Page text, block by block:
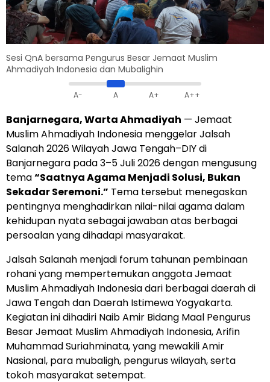
Sesi QnA bersama Pengurus Besar Jemaat Muslim
Ahmadiyah Indonesia dan Mubalighin
A- A A+ A++
Banjarnegara, Warta Ahmadiyah — Jemaat
Muslim Ahmadiyah Indonesia menggelar Jalsah
Salanah 2026 Wilayah Jawa Tengah–DIY di
Banjarnegara pada 3–5 Juli 2026 dengan mengusung
tema“Saatnya Agama Menjadi Solusi, Bukan
Sekadar Seremoni.” Tema tersebut menegaskan
pentingnya menghadirkan nilai-nilai agama dalam
kehidupan nyata sebagai jawaban atas berbagai
persoalan yang dihadapi masyarakat.
Jalsah Salanah menjadi forum tahunan pembinaan
rohani yang mempertemukan anggota Jemaat
Muslim Ahmadiyah Indonesia dari berbagai daerah di
Jawa Tengah dan Daerah Istimewa Yogyakarta.
Kegiatan ini dihadiri Naib Amir Bidang Maal Pengurus
Besar Jemaat Muslim Ahmadiyah Indonesia, Arifin
Muhammad Suriahminata, yang mewakili Amir
Nasional, para mubaligh, pengurus wilayah, serta
tokoh masyarakat setempat.